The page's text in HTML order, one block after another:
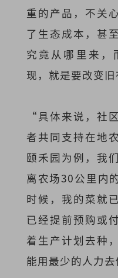
重的产品，不关
了生态成本，甚
究竟从哪里来，
现，就是要改变旧
“具体来说，社
者共同支持在地
颐禾园为例，我
离农场30公里内
时候，我的菜就
已经提前预购或
着生产计划去种
能用最少的人力